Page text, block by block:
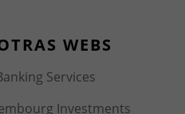
WEBS
Services
Investments